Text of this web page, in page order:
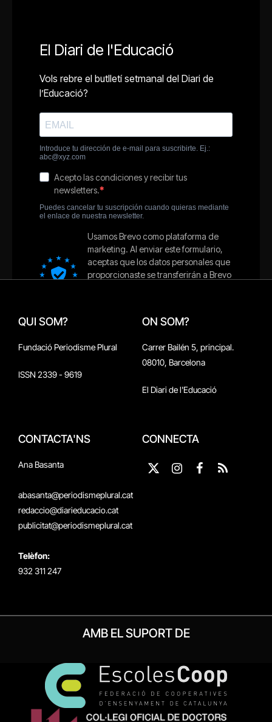
QUI SOM?
Fundació Periodisme Plural
ISSN 2339 - 9619
ON SOM?
Carrer Bailén 5, principal.
08010, Barcelona
El Diari de l'Educació
CONTACTA'NS
Ana Basanta
abasanta@periodismeplural.cat
redaccio@diarieducacio.cat
publicitat@periodismeplural.cat
Telèfon:
932 311 247
CONNECTA
X
Instagram
Facebook
RSS
AMB EL SUPORT DE